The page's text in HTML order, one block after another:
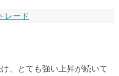
トレード
、とても強い上昇が続いて